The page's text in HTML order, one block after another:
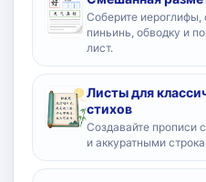
Соберите
пиньинь, обводку и
лист.
Листы для
стихов
Создавайте прописи
и аккуратными